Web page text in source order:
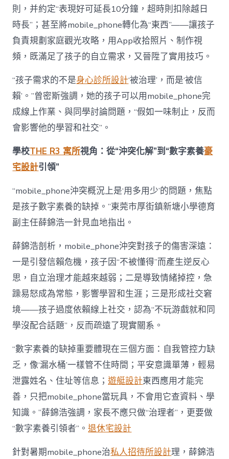
則，并約定“表現好可延長10分鐘，超時則扣除越日
時長”；甚至將mobile_phone轉化為“東西”——讓孩子
負責規劃家庭觀光攻略，用App收拾照片、制作視
頻，既滿足了孩子的自立需求，又晉陞了實用技巧。
“孩子需求的不是身心診所設計‘被治理’，而是‘被信
賴’。”曾密斯強調，她的孩子可以用mobile_phone完
成線上作業、與同學討論問題，“假如一味制止，反而
會影響他的學習和社交”。
學校THE R3 寓所視角：從“沖突化解”到“數字素養豪
宅設計引領”
“mobile_phone沖突概況上是‘用多用少’的問題，焦點
是孩子數字素養的缺掉。”東莞市厚街鎮新塘小學德育
副主任薛錦浩一針見血地指出。
薛錦浩剖析，mobile_phone沖突對孩子的傷害深遠：
一是引發信賴危機，孩子因“不被懂得”而產生逆反心
思，自立治理才能越來越弱；二是導致情緒掉控，急
躁易怒成為常態，影響學習和生涯；三是形成社交窘
境——孩子過度依賴線上社交，認為“不玩游戲就和同
學沒配合話題”，反而疏遠了現實關系。
“數字素養的缺掉重要體現在三個方面：自我管控力缺
乏，像‘漏水桶’一樣管不住時間；平安意識單薄，輕易
泄露姓名、住址等信息；遊艇設計東西應用才能完
善，只把mobile_phone當玩具，不會用它查資料、學
知識。”薛錦浩強調，家長不應只做“治理者”，更要做
“數字素養引領者”。退休宅設計
針對暑期mobile_phone治私人招待所設計理，薛錦浩